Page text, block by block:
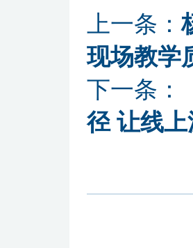
上一条：
现场教学
下一条：
径 让线